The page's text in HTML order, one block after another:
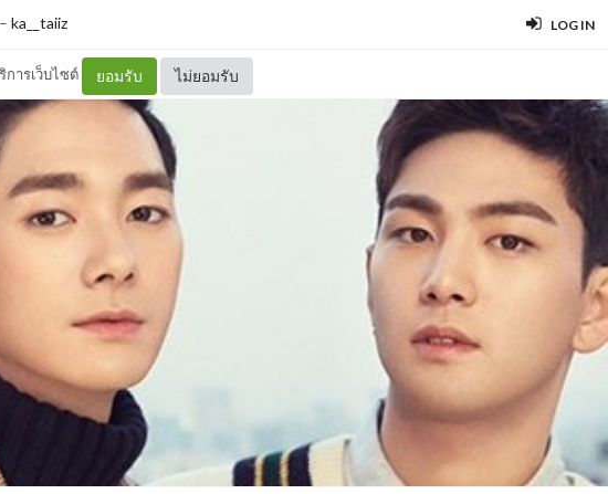
LOG IN
การเว็บไซต์ ยอมรับ ไม่ยอมรับ
– ka__taiiz